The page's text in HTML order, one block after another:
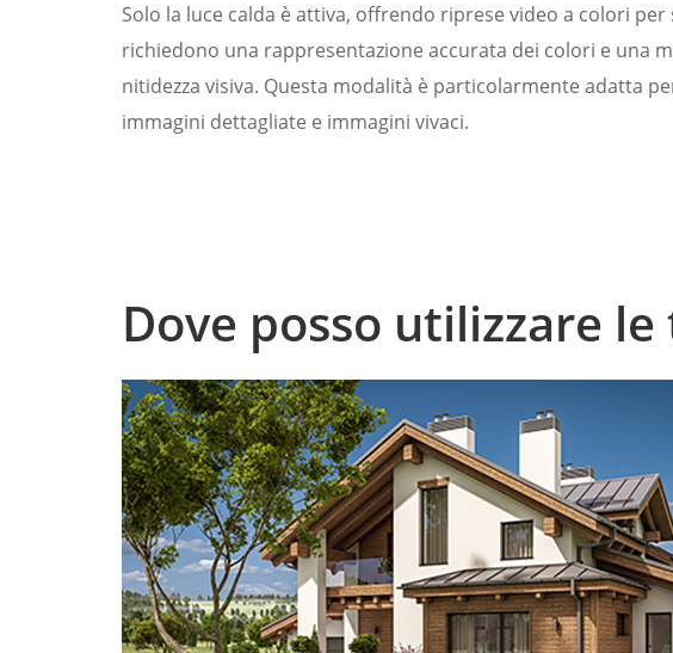
Solo la luce calda è attiva, offrendo riprese video a colori per
richiedono una rappresentazione accurata dei colori e una
nitidezza visiva. Questa modalità è particolarmente adatta
immagini dettagliate e immagini vivaci.
Dove posso utilizzare